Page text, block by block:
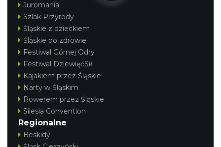
Juromania
Szlak Przyrody
Śląskie z dzieckiem
Śląskie po zdrowie
Festiwal Górnej Odry
Festiwal DziewięćSił
Kajakiem przez Śląskie
Narty w Śląskim
Rowerem przez Śląskie
Silesia Convention
Regionalne
Beskidy